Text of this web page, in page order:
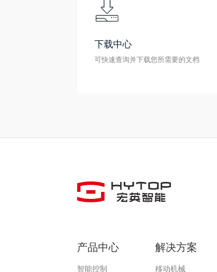
下载中心
可快速查询并下载您所需要的文档
产品中心
智能控制
解决方案
移动机械